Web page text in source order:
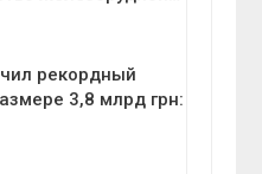
рекордный
3,8 млрд грн: